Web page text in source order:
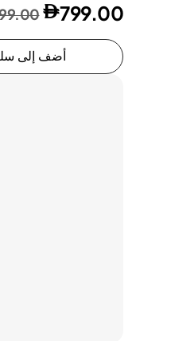
799.00
أضف إلى